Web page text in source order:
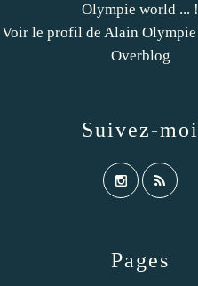
Pages
Olympie world ... !
Voir le profil de Alain Olympie
Overblog
Suivez-moi